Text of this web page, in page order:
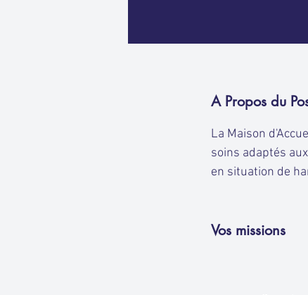
A Propos du
La Maison
soins adaptés
en situation de
Vos missions